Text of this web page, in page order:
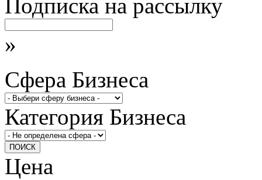
Подписка на рассылку
»
Сфера Бизнеса
Категория Бизнеса
ПОИСК
Цена